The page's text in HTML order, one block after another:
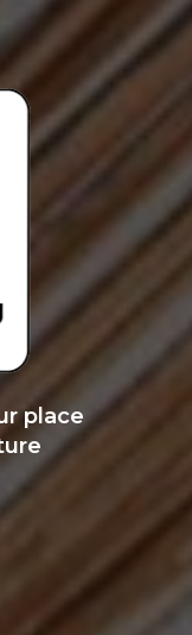
place